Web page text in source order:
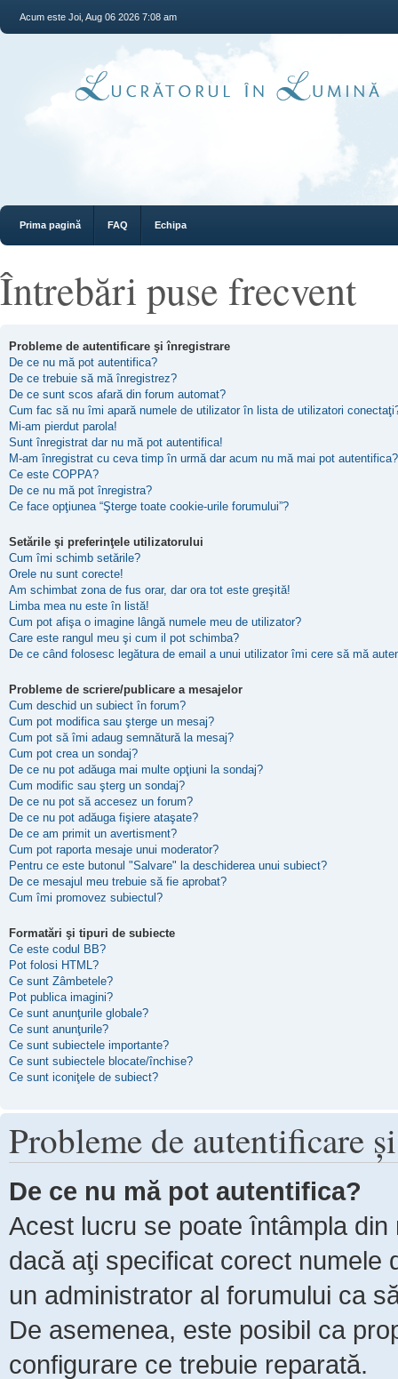
Acum este Joi, Aug 06 2026 7:08 am
Prima pagină FAQ Echipa
Întrebări puse frecvent
Probleme de autentificare şi înregistrare
De ce nu mă pot autentifica?
De ce trebuie să mă înregistrez?
De ce sunt scos afară din forum automat?
Cum fac să nu îmi apară numele de utilizator în lista de utilizatori
Mi-am pierdut parola!
Sunt înregistrat dar nu mă pot autentifica!
M-am înregistrat cu ceva timp în urmă dar acum nu mă mai pot
Ce este COPPA?
De ce nu mă pot înregistra?
Ce face opţiunea “Şterge toate cookie-urile forumului”?
Setările şi preferinţele utilizatorului
Cum îmi schimb setările?
Orele nu sunt corecte!
Am schimbat zona de fus orar, dar ora tot este greşită!
Limba mea nu este în listă!
Cum pot afişa o imagine lângă numele meu de utilizator?
Care este rangul meu şi cum il pot schimba?
De ce când folosesc legătura de email a unui utilizator îmi cere să mă
Probleme de scriere/publicare a mesajelor
Cum deschid un subiect în forum?
Cum pot modifica sau şterge un mesaj?
Cum pot să îmi adaug semnătură la mesaj?
Cum pot crea un sondaj?
De ce nu pot adăuga mai multe opţiuni la sondaj?
Cum modific sau şterg un sondaj?
De ce nu pot să accesez un forum?
De ce nu pot adăuga fişiere ataşate?
De ce am primit un avertisment?
Cum pot raporta mesaje unui moderator?
Pentru ce este butonul "Salvare" la deschiderea unui subiect?
De ce mesajul meu trebuie să fie aprobat?
Cum îmi promovez subiectul?
Formatări şi tipuri de subiecte
Ce este codul BB?
Pot folosi HTML?
Ce sunt Zâmbetele?
Pot publica imagini?
Ce sunt anunţurile globale?
Ce sunt anunţurile?
Ce sunt subiectele importante?
Ce sunt subiectele blocate/închise?
Ce sunt iconiţele de subiect?
Probleme de autentificare
De ce nu mă pot autentifica?
Acest lucru se poate întâmpla
dacă aţi specificat corect numele
un administrator al forumului ca
De asemenea, este posibil ca
configurare ce trebuie reparată.